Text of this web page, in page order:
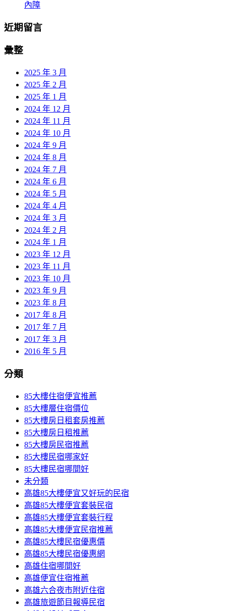
內障
近期留言
彙整
2025 年 3 月
2025 年 2 月
2025 年 1 月
2024 年 12 月
2024 年 11 月
2024 年 10 月
2024 年 9 月
2024 年 8 月
2024 年 7 月
2024 年 6 月
2024 年 5 月
2024 年 4 月
2024 年 3 月
2024 年 2 月
2024 年 1 月
2023 年 12 月
2023 年 11 月
2023 年 10 月
2023 年 9 月
2023 年 8 月
2017 年 8 月
2017 年 7 月
2017 年 3 月
2016 年 5 月
分類
85大樓住宿便宜推薦
85大樓層住宿價位
85大樓房日租套房推薦
85大樓房日租推薦
85大樓房民宿推薦
85大樓民宿哪家好
85大樓民宿哪間好
未分類
高雄85大樓便宜又好玩的民宿
高雄85大樓便宜套裝民宿
高雄85大樓便宜套裝行程
高雄85大樓便宜民宿推薦
高雄85大樓民宿優惠價
高雄85大樓民宿優惠網
高雄住宿哪間好
高雄便宜住宿推薦
高雄六合夜市附近住宿
高雄旅遊節目報導民宿